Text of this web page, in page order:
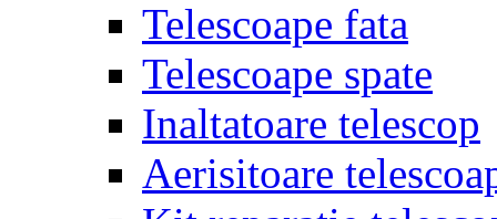
Telescoape fata
Telescoape spate
Inaltatoare telescop
Aerisitoare